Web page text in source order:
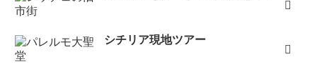
シチリア現地ツアー